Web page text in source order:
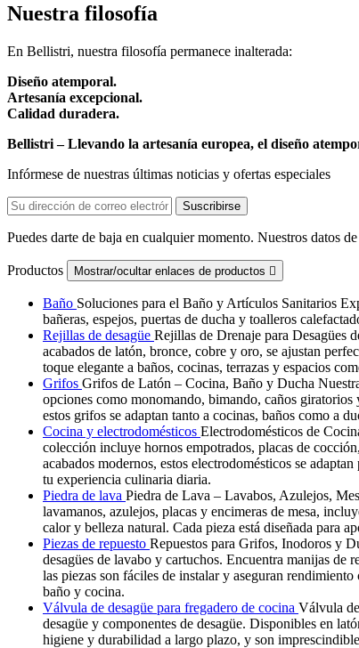
Nuestra filosofía
En Bellistri, nuestra filosofía permanece inalterada:
Diseño atemporal.
Artesanía excepcional.
Calidad duradera.
Bellistri – Llevando la artesanía europea, el diseño
Infórmese de nuestras últimas noticias y ofertas especiales
Puedes darte de baja en cualquier momento. Nuestros datos
Productos Mostrar/ocultar enlaces de productos 
Baño Soluciones para el Baño y Artículos Sanitarios
bañeras, espejos, puertas de ducha y toalleros
Rejillas de desagüe Rejillas de Drenaje para Desagües
acabados de latón, bronce, cobre y oro, se ajustan
toque elegante a baños, cocinas, terrazas y espacios
Grifos Grifos de Latón – Cocina, Baño y Ducha
opciones como monomando, bimando, caños
estos grifos se adaptan tanto a cocinas, baños como a
Cocina y electrodomésticos Electrodomésticos de
colección incluye hornos empotrados, placas de
acabados modernos, estos electrodomésticos se
tu experiencia culinaria diaria.
Piedra de lava Piedra de Lava – Lavabos, Azulejos,
lavamanos, azulejos, placas y encimeras de mesa,
calor y belleza natural. Cada pieza está diseñada para
Piezas de repuesto Repuestos para Grifos, Inodoros y
desagües de lavabo y cartuchos. Encuentra manijas de
las piezas son fáciles de instalar y aseguran
baño y cocina.
Válvula de desagüe para fregadero de cocina Válvula
desagüe y componentes de desagüe. Disponibles en
higiene y durabilidad a largo plazo, y son